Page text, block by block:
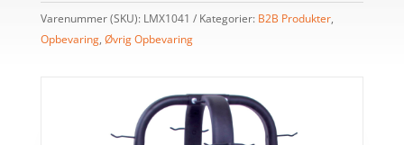
Varenummer (SKU): LMX1041 Kategorier: B2B Produkter,
Opbevaring, Øvrig Opbevaring